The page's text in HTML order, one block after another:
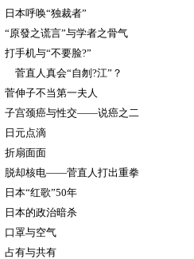
日本呼唤“独裁者”
“原發之谎言”与学者之骨气
打手机与“不要脸?”
菅直人真会“自刎?江”？
菅伸子不当第一夫人
子宫颈癌与性交——说癌之二
日元点滴
折扇面面
脱却核电——菅直人打出重拳
日本“红歌”50年
日本的政治暗杀
口罩与空气
占有与共有